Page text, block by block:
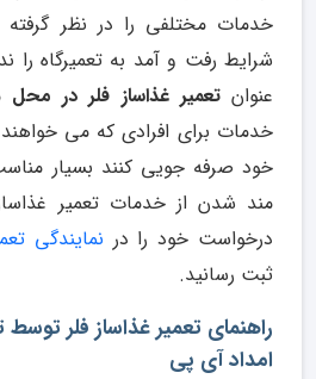
خدمات مختلفی را در نظر گرفته
شرایط رفت و آمد به تعمیرگاه را
عنوانتعمیر غذاساز فلر در محل
خدمات برای افرادی که می
خود صرفه جویی کنند بسیار
مند شدن از خدمات تعمیر
درخواست خود را در نمایندگی
ثبت رسانید.
راهنمای تعمیر غذاساز فلر توسط
امداد آی پی